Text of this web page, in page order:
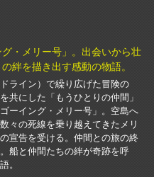
・メリー号」。出会いから壮
絆を描き出す感動の物語。
ライン）で繰り広げた冒険の
共にした「もうひとりの仲間」
ーイング・メリー号」。空島へ
々の死線を乗り越えてきたメリ
宣告を受ける。仲間との旅の終
船と仲間たちの絆が奇跡を呼
。